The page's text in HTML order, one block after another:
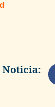
Noticia: